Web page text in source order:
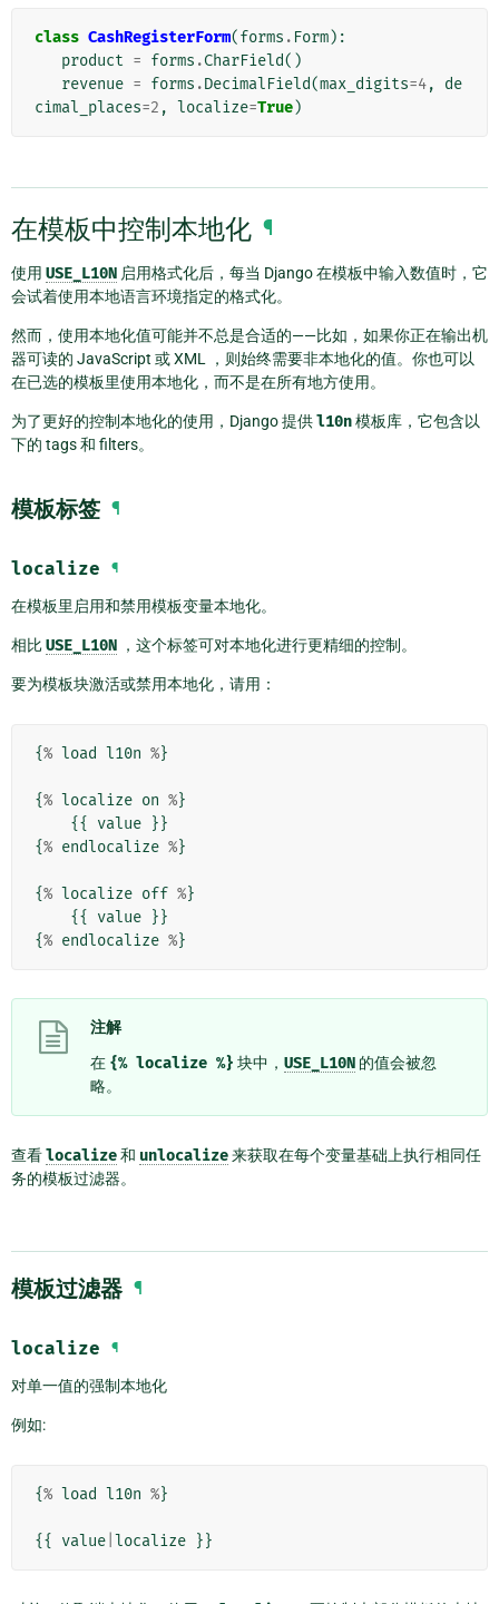
class CashRegisterForm(forms . Form):
product = forms .CharField()
revenue = forms .DecimalField(max_digits=4,
de
cimal_places=2 , localize=True)
在模板中控制本地化 ¶
使用 USE_L10N 启用格式化后，每当 Django 在模板中输入数值时，它
会试着使用本地语言环境指定的格式化。
然而，使用本地化值可能并不总是合适的——比如，如果你正在输出机
器可读的 JavaScript 或 XML ，则始终需要非本地化的值。你也可以
在已选的模板里使用本地化，而不是在所有地方使用。
为了更好的控制本地化的使用，Django 提供l10n模板库，它包含以
下的 tags 和 filters。
模板标签 ¶
localize ¶
在模板里启用和禁用模板变量本地化。
相比USE_L10N ，这个标签可对本地化进行更精细的控制。
要为模板块激活或禁用本地化，请用：
{% load l10n %}
{% localize on %}
{{
value }}
{% endlocalize %}
{% localize off %}
{{
value }}
{% endlocalize %}
注解
在 {% localize %} 块中， USE_L10N 的值会被忽
略。
查看localize和 unlocalize来获取在每个变量基础上执行相同任
务的模板过滤器。
模板过滤器 ¶
localize ¶
对单一值的强制本地化
例如:
{% load l10n %}
{{ value localize }}